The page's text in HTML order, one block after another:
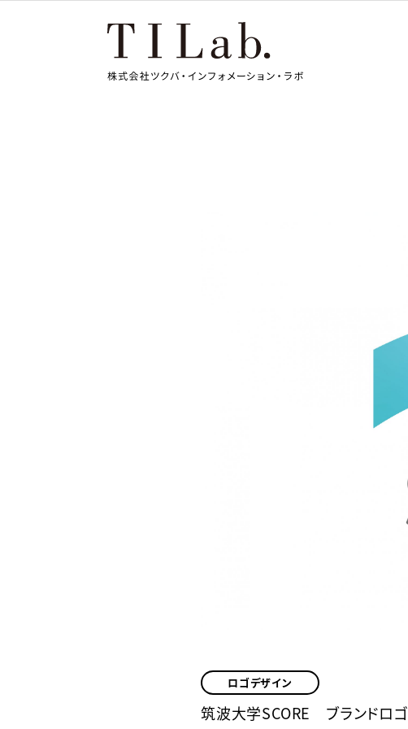
ロゴデザイン
筑波大学SCORE ブランドロゴ